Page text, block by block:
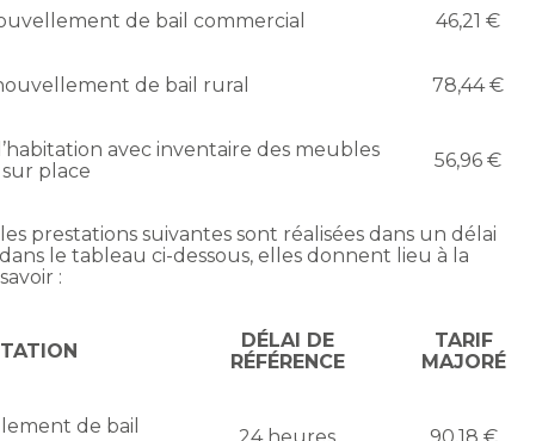
de bail commercial 46,21 €
de bail rural 78,44 €
avec inventaire des meubles
sur place
56,96 €
prestations suivantes sont réalisées dans un délai
le tableau ci-dessous, elles donnent lieu à la
:
DÉLAI DE
RÉFÉRENCE
TARIF
MAJORÉ
de bail